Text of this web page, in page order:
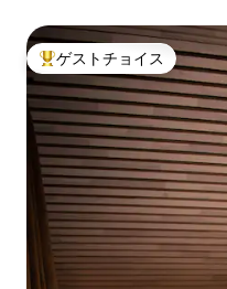
大好評のゲストチョイス
ゲストチョイス